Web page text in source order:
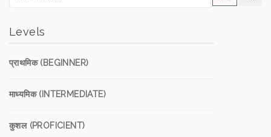
Levels
प्राथमिक (BEGINNER)
माध्यमिक (INTERMEDIATE)
कुशल (PROFICIENT)